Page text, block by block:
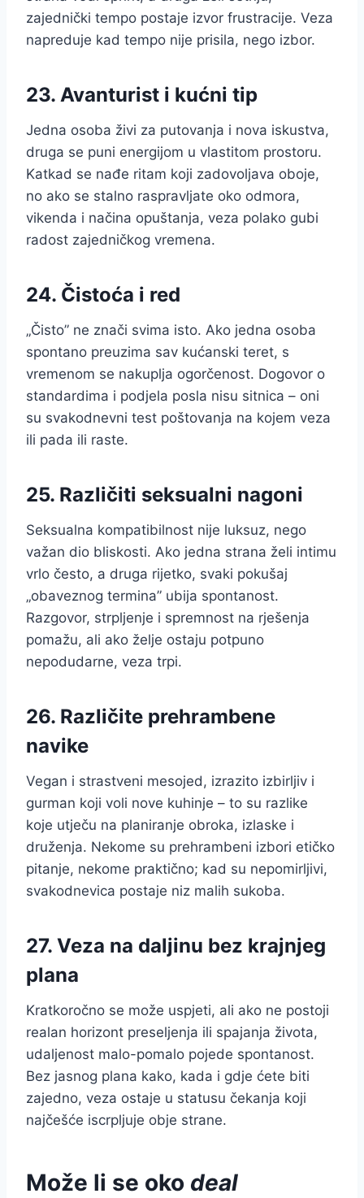
zajednički tempo postaje izvor frustracije. Veza
napreduje kad tempo nije prisila, nego izbor.
23. Avanturist i kućni tip
Jedna osoba živi za putovanja i nova iskustva,
druga se puni energijom u vlastitom prostoru.
Katkad se nađe ritam koji zadovoljava oboje,
no ako se stalno raspravljate oko odmora,
vikenda i načina opuštanja, veza polako gubi
radost zajedničkog vremena.
24. Čistoća i red
„Čisto” ne znači svima isto. Ako jedna osoba
spontano preuzima sav kućanski teret, s
vremenom se nakuplja ogorčenost. Dogovor o
standardima i podjela posla nisu sitnica – oni
su svakodnevni test poštovanja na kojem veza
ili pada ili raste.
25. Različiti seksualni nagoni
Seksualna kompatibilnost nije luksuz, nego
važan dio bliskosti. Ako jedna strana želi intimu
vrlo često, a druga rijetko, svaki pokušaj
„obaveznog termina” ubija spontanost.
Razgovor, strpljenje i spremnost na rješenja
pomažu, ali ako želje ostaju potpuno
nepodudarne, veza trpi.
26. Različite prehrambene
navike
Vegan i strastveni mesojed, izrazito izbirljiv i
gurman koji voli nove kuhinje – to su razlike
koje utječu na planiranje obroka, izlaske i
druženja. Nekome su prehrambeni izbori etičko
pitanje, nekome praktično; kad su nepomirljivi,
svakodnevica postaje niz malih sukoba.
27. Veza na daljinu bez krajnjeg
plana
Kratkoročno se može uspjeti, ali ako ne postoji
realan horizont preseljenja ili spajanja života,
udaljenost malo-pomalo pojede spontanost.
Bez jasnog plana kako, kada i gdje ćete biti
zajedno, veza ostaje u statusu čekanja koji
najčešće iscrpljuje obje strane.
Može li se oko deal